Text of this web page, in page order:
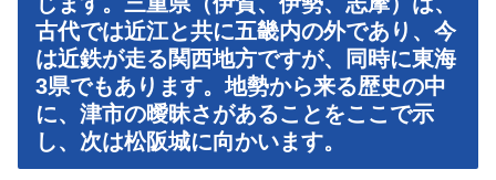
古代では近江と共に五畿内の外であり、今
は近鉄が走る関西地方ですが、同時に東海
3県でもあります。地勢から来る歴史の中
に、津市の曖昧さがあることをここで示
し、次は松阪城に向かいます。